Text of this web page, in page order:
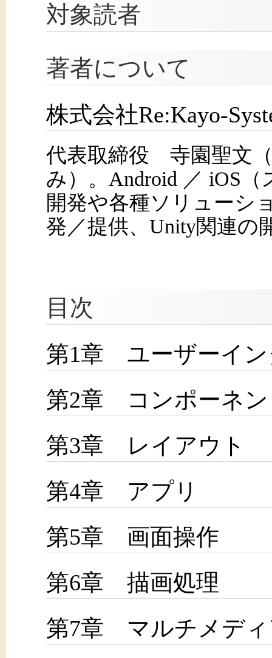
対象読者
著者について
株式会社Re:Kayo-
代表取締役 寺園聖文
み）。Android ／ iOS
開発や各種ソリューシ
発／提供、Unity関連の
目次
第1章 ユーザーイン
第2章 コンポーネ
第3章 レイアウト
第4章 アプリ
第5章 画面操作
第6章 描画処理
第7章 マルチメディ